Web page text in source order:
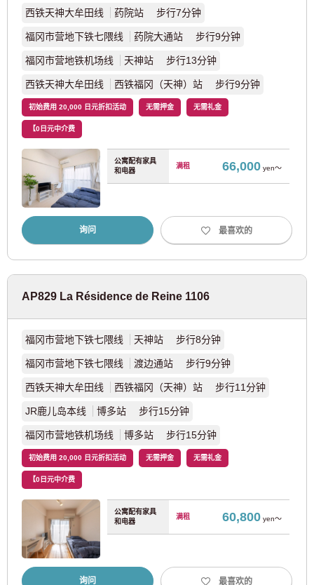
西铁天神大牟田线 药院站 步行7分钟
福冈市营地下铁七隈线 药院大通站 步行9分钟
福冈市营地铁机场线 天神站 步行13分钟
西铁天神大牟田线 西铁福冈（天神）站 步行9分钟
初始费用 20,000 日元折扣活动 无需押金 无需礼金
【0日元中介费
公寓配有家具
和电器
满租 66,000yen～
询问 最喜欢的
AP829 La Résidence de Reine 1106
福冈市营地下铁七隈线 天神站 步行8分钟
福冈市营地下铁七隈线 渡边通站 步行9分钟
西铁天神大牟田线 西铁福冈（天神）站 步行11分钟
JR鹿儿岛本线 博多站 步行15分钟
福冈市营地铁机场线 博多站 步行15分钟
初始费用 20,000 日元折扣活动 无需押金 无需礼金
【0日元中介费
公寓配有家具
和电器
满租 60,800yen～
询问 最喜欢的
118
118
118
118
118 更改搜索条件
按车站/线路/地址/通勤时间/其他详细条件搜索